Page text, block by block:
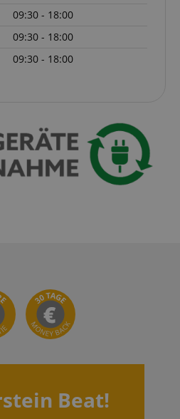
09:30 - 18:00
09:30 - 18:00
09:30 - 18:00
Beat!